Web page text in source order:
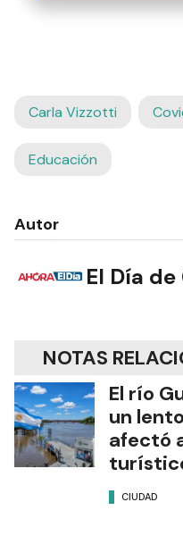
Carla Vizzotti
Educación
Autor
El Día
NOTAS
El río
un
afectó
CIUDAD